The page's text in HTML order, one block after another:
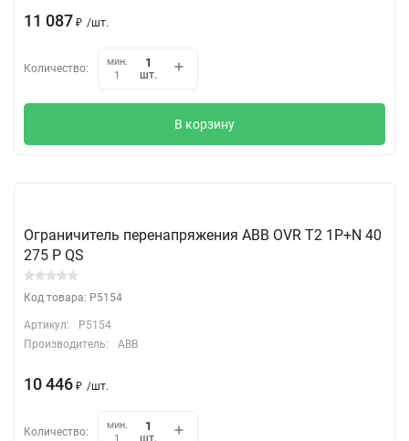
11 087 ₽ /шт.
Количество:
мин.
1
шт.
В корзину
Ограничитель перенапряжения ABB OVR T2 1P+N 40
275 P QS
Код товара: P5154
Артикул:
P5154
Производитель:
ABB
10 446 ₽ /шт.
Количество:
мин.